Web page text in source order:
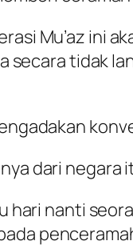
Mu’az ini
secara tidak
dari negara
hari nanti